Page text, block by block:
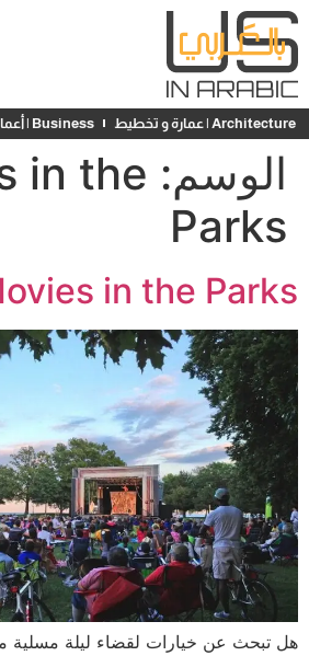
Architecture | عمارة و تخطيط Business | أعمال
الوسم: in the
Parks
in the Parks
هل تبحث عن خيارات لقضاء ليلة مسلية مع